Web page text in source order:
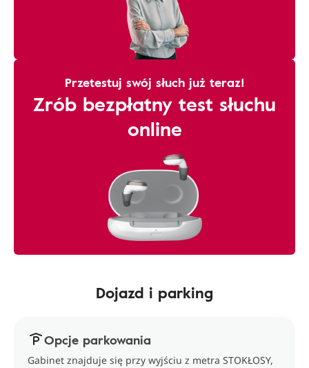
Przetestuj swój słuch już teraz!
Zrób bezpłatny test słuchu
online
Dojazd i parking
Opcje parkowania
Gabinet znajduje się przy wyjściu z metra STOKŁOSY,